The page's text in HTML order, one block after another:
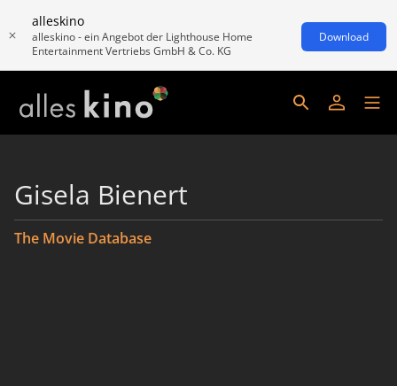
alleskino
alleskino - ein Angebot der Lighthouse Home
Entertainment Vertriebs GmbH & Co. KG
Download
Gisela Bienert
The Movie Database